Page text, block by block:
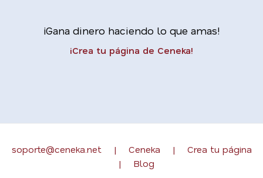
¡Gana dinero haciendo lo que amas!
¡Crea tu página de Ceneka!
soporte@ceneka.net | Ceneka |
Crea tu página
|
Blog